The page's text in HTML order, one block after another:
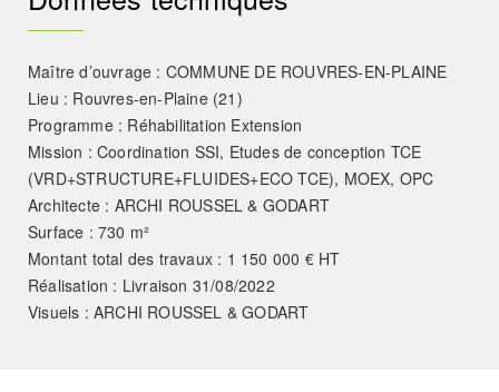
Maître d’ouvrage : COMMUNE DE ROUVRES-EN-PLAINE
Lieu : Rouvres-en-Plaine (21)
Programme : Réhabilitation Extension
Mission : Coordination SSI, Etudes de conception TCE
(VRD+STRUCTURE+FLUIDES+ECO TCE), MOEX, OPC
Architecte : ARCHI ROUSSEL & GODART
Surface : 730 m²
Montant total des travaux : 1 150 000 € HT
Réalisation : Livraison 31/08/2022
Visuels : ARCHI ROUSSEL & GODART